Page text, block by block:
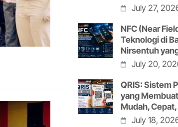
July 27,
NFC (Near
Teknologi di
Nirsentuh
July 20,
QRIS: Sistem
yang
Mudah,
July 18,